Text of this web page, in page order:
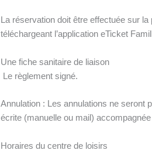
La réservation doit être effectuée sur
téléchargeant l’application eTicket
Une fiche sanitaire de liaison
Le règlement signé.
Annulation : Les annulations ne seront
écrite (manuelle ou mail)
Horaires du centre de loisirs